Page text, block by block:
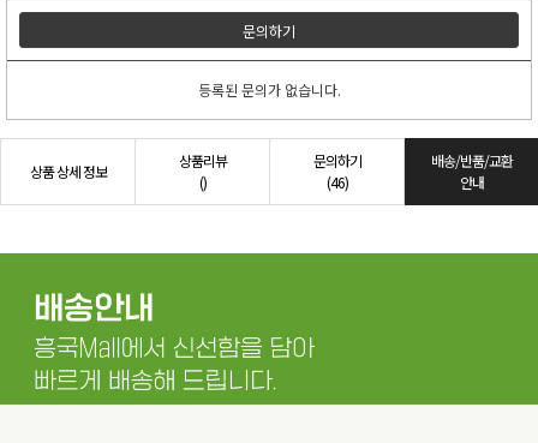
문의하기
등록된 문의가 없습니다.
상품 상세 정보
상품리뷰
()
문의하기
(46)
배송/반품/교환
안내